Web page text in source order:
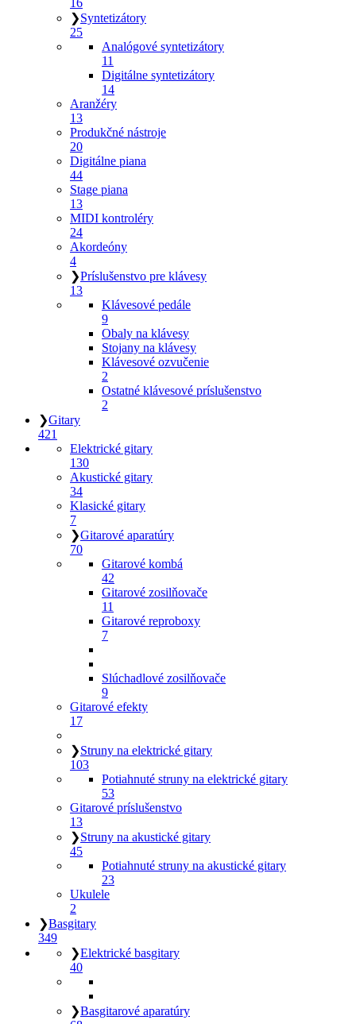
❯Syntetizátory
25
Analógové syntetizátory
11
Digitálne syntetizátory
14
Aranžéry
13
Produkčné nástroje
20
Digitálne piana
44
Stage piana
13
MIDI kontroléry
24
Akordeóny
4
❯Príslušenstvo pre klávesy
13
Klávesové pedále
9
Obaly na klávesy
Stojany na klávesy
Klávesové ozvučenie
2
Ostatné klávesové príslušenstvo
2
❯Gitary
421
Elektrické gitary
130
Akustické gitary
34
Klasické gitary
7
❯Gitarové aparatúry
70
Gitarové kombá
42
Gitarové zosilňovače
11
Gitarové reproboxy
7
Slúchadlové zosilňovače
9
Gitarové efekty
17
❯Struny na elektrické gitary
103
Potiahnuté struny na elektrické gitary
53
Gitarové príslušenstvo
13
❯Struny na akustické gitary
45
Potiahnuté struny na akustické gitary
23
Ukulele
2
❯Basgitary
349
❯Elektrické basgitary
40
❯Basgitarové aparatúry